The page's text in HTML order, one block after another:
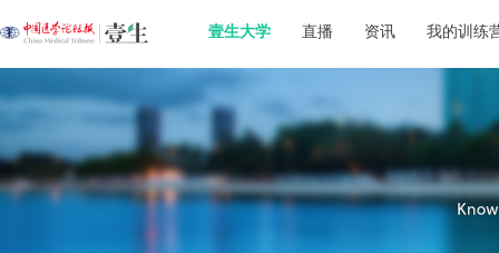
壹生大学 直播 资讯 我的训练